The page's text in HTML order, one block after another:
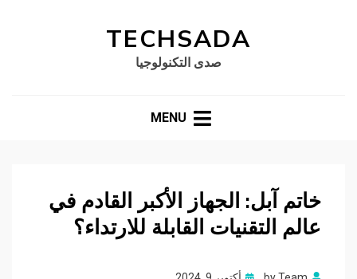
TECHSADA
صدى التكنولوجيا
MENU
خاتم آبل: الجهاز الأكبر القادم في
عالم التقنيات القابلة للارتداء؟